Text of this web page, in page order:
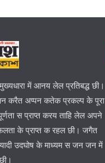
में आनय लेल प्रतिबद्ध छी।
करैत अप्पन कतेक प्रकल्प के पूरा
स प्राप्त करय ताहि लेल अपने
के प्राप्त क रहल छी। जगैत
उदघोष के माध्यम स जन जन में